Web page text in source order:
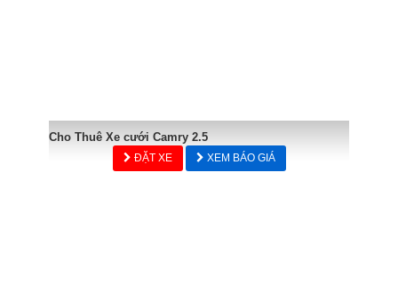
Cho Thuê Xe cưới Camry 2.5
ĐẶT XE XEM BÁO GIÁ